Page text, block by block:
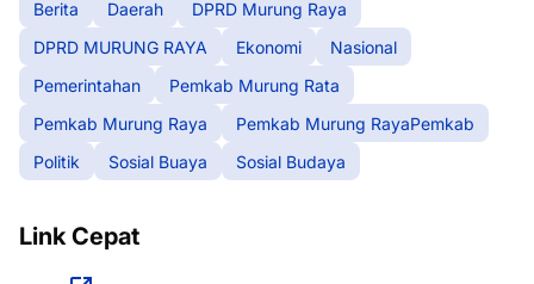
Berita Daerah
DPRD Murung Raya
DPRD MURUNG RAYA
Ekonomi
Nasional
Pemerintahan
Pemkab Murung Rata
Pemkab Murung Raya
Pemkab Murung RayaPemkab
Politik
Sosial Buaya Sosial Budaya
Link Cepat